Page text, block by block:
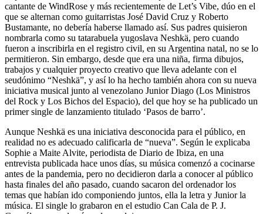
cantante de WindRose y más recientemente de Let’s Vibe, dúo en el
que se alternan como guitarristas José David Cruz y Roberto
Bustamante, no debería haberse llamado así. Sus padres quisieron
nombrarla como su tatarabuela yugoslava Neshkä, pero cuando
fueron a inscribirla en el registro civil, en su Argentina natal, no se lo
permitieron. Sin embargo, desde que era una niña, firma dibujos,
trabajos y cualquier proyecto creativo que lleva adelante con el
seudónimo “Neshkä”, y así lo ha hecho también ahora con su nueva
iniciativa musical junto al venezolano Junior Diago (Los Ministros
del Rock y Los Bichos del Espacio), del que hoy se ha publicado un
primer single de lanzamiento titulado ‘Pasos de barro’.
Aunque Neshkä es una iniciativa desconocida para el público, en
realidad no es adecuado calificarla de “nueva”. Según le explicaba
Sophie a Maite Alvite, periodista de Diario de Ibiza, en una
entrevista publicada hace unos días, su música comenzó a cocinarse
antes de la pandemia, pero no decidieron darla a conocer al público
hasta finales del año pasado, cuando sacaron del ordenador los
temas que habían ido componiendo juntos, ella la letra y Junior la
música. El single lo grabaron en el estudio Can Cala de P. J.